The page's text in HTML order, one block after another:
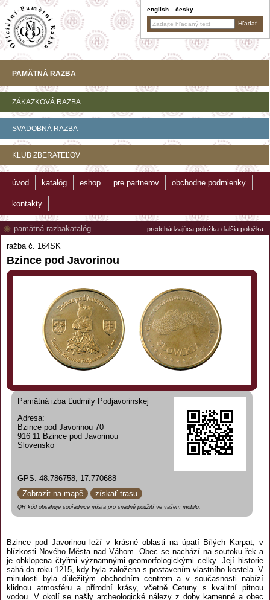
english česky
PAMÄTNÁ RAZBA
ZÁKAZKOVÁ RAZBA
SVADOBNÁ RAZBA
KLUB ZBERATEĽOV
úvod katalóg eshop pre partnerov obchodne podmienky
kontakty
predchádzajúca položka ďalšia položka
pamätná razbakatalóg
ražba č. 164SK
Bzince pod Javorinou
Pamätná izba Ľudmily Podjavorinskej
Adresa:
Bzince pod Javorinou 70
916 11 Bzince pod Javorinou
Slovensko
GPS: 48.786758, 17.770688
Zobrazit na mapě
získať trasu
QR kód obsahuje souřadnice místa pro snadné použití ve vašem mobilu.
Bzince pod Javorinou leží v krásné oblasti na úpatí Bílých Karpat, v
blízkosti Nového Města nad Váhom. Obec se nachází na soutoku řek a
je obklopena čtyřmi významnými geomorfologickými celky. Její historie
sahá do roku 1215, kdy byla založena s postavením vlastního kostela. V
minulosti byla důležitým obchodním centrem a v současnosti nabízí
klidnou atmosféru a přírodní krásy, včetně Cetuny s kvalitní pitnou
vodou. V okolí se našly archeologické nálezy z doby kamenné a obec